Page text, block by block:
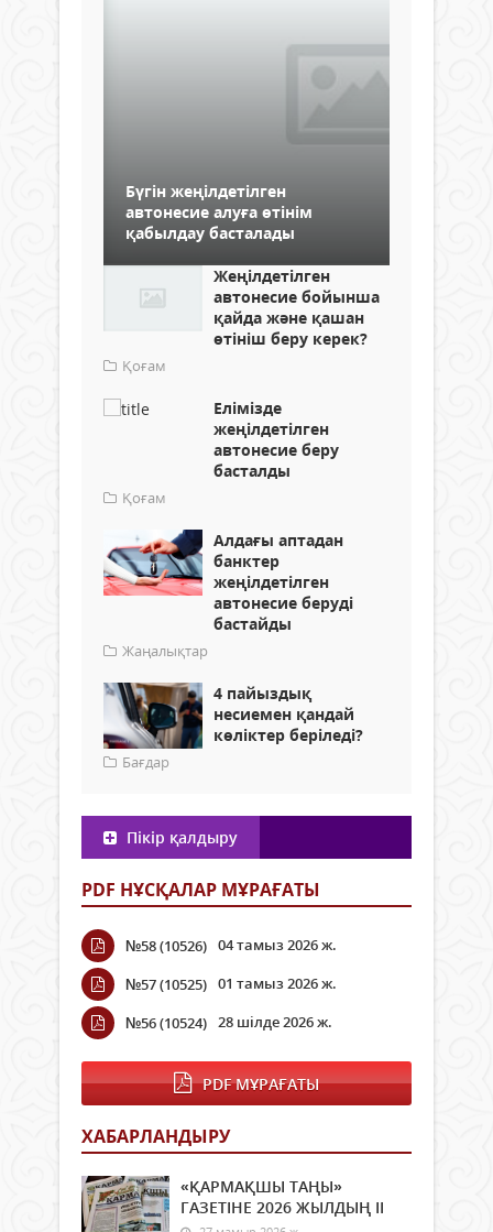
Бүгін жеңілдетілген
автонесие алуға өтінім
қабылдау басталады
Жеңілдетілген
автонесие бойынша
қайда және қашан
өтініш беру керек?
Қоғам
Елімізде
жеңілдетілген
автонесие беру
басталды
Қоғам
Алдағы аптадан
банктер
жеңілдетілген
автонесие беруді
бастайды
Жаңалықтар
4 пайыздық
несиемен қандай
көліктер беріледі?
Бағдар
Пікір қалдыру
PDF НҰСҚАЛАР МҰРАҒАТЫ
№58 (10526) 04 тамыз 2026 ж.
№57 (10525) 01 тамыз 2026 ж.
№56 (10524) 28 шілде 2026 ж.
PDF МҰРАҒАТЫ
ХАБАРЛАНДЫРУ
«ҚАРМАҚШЫ ТАҢЫ»
ГАЗЕТІНЕ 2026 ЖЫЛДЫҢ ІI